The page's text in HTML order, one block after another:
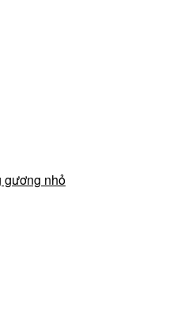
gương nhỏ